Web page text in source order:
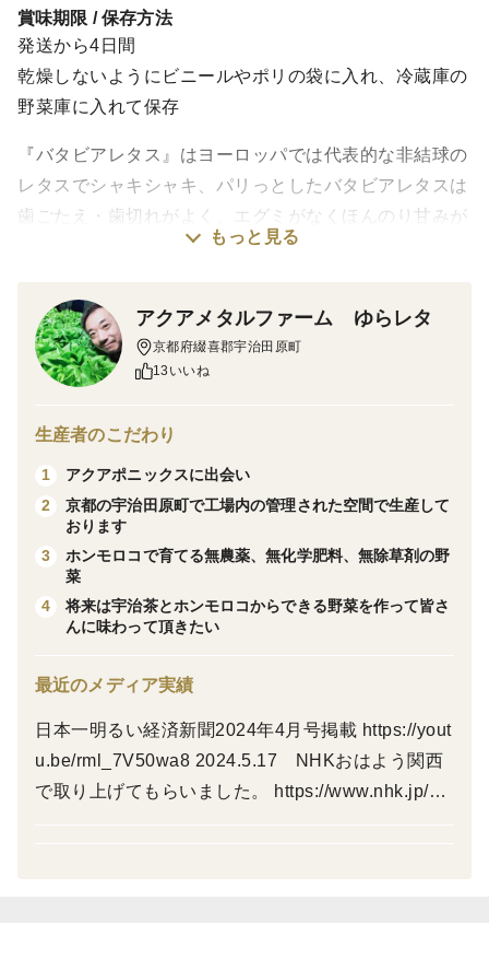
賞味期限 / 保存方法
発送から4日間
乾燥しないようにビニールやポリの袋に入れ、冷蔵庫の
野菜庫に入れて保存
『バタビアレタス』はヨーロッパでは代表的な非結球の
レタスでシャキシャキ、パリっとしたバタビアレタスは
歯ごたえ・歯切れがよく、エグミがなくほんのり甘みが
ある美味しいレタスです。
ムやチーズに挟んでサンドイッチにしたり、幅広い用途
に適した野菜です。
化作用を持つ成分や、体調管理に欠かすことのできない
万博の大阪ヘルスケアパビリオンの生命の湧き水で展示
されているアクアポニックス農法で栽培期間中の農薬、
化学肥料、除草剤不使用で魚の飼育水が野菜の肥料とな
ります。
もっと見る
アクアメタルファーム ゆらレタ
京都府綴喜郡宇治田原町
13いいね
生産者のこだわり
1
アクアポニックスに出会い
2
京都の宇治田原町で工場内の管理された空間で生産して
おります
3
ホンモロコで育てる無農薬、無化学肥料、無除草剤の野
菜
4
将来は宇治茶とホンモロコからできる野菜を作って皆さ
んに味わって頂きたい
最近のメディア実績
日本一明るい経済新聞2024年4月号掲載 https://yout
u.be/rml_7V50wa8 2024.5.17 NHKおはよう関西
で取り上げてもらいました。 https://www.nhk.jp/p/o